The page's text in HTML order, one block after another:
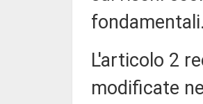
L'articolo 2
modificate